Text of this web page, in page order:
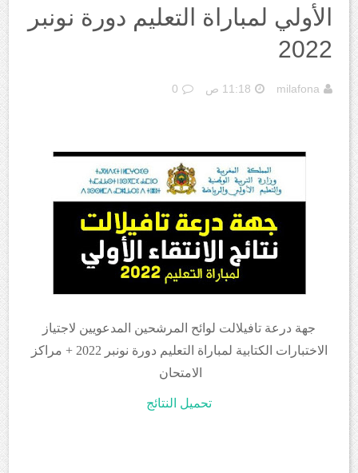
الأولي لمباراة التعليم دورة نونبر
2022
milafona 11:18 ص 0
جهة درعة تافيلالت لوائح المرشحين المدعويين لاجتياز
الاختبارات الكتابية لمباراة التعليم دورة نونبر 2022 + مراكز
الامتحان
تحميل النتائج